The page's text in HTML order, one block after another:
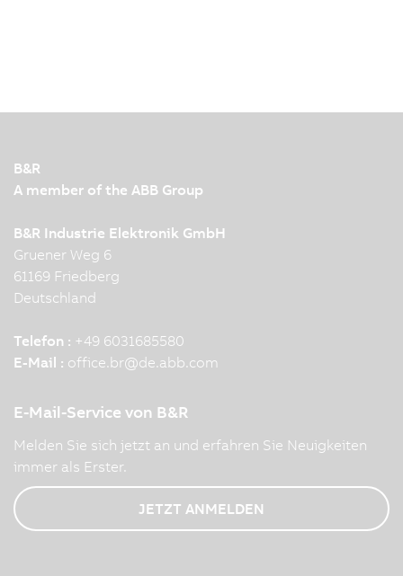
B&R
A member of the ABB Group
B&R Industrie Elektronik GmbH
Gruener Weg 6
61169 Friedberg
Deutschland
Telefon : +49 6031685580
E-Mail : office.br@de.abb.com
E-Mail-Service von B&R
Melden Sie sich jetzt an und erfahren Sie Neuigkeiten
immer als Erster.
JETZT ANMELDEN